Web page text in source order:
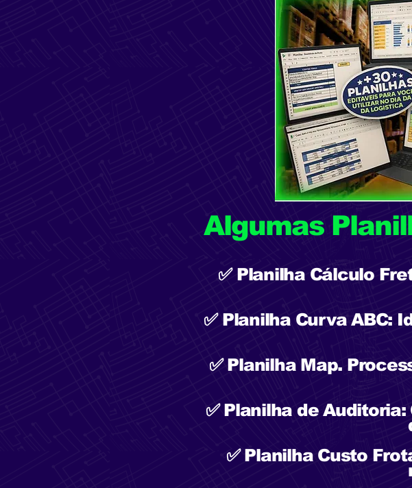
Algumas
✅ Planilha Cálculo
✅ Planilha Curva ABC:
✅ Planilha Map.
✅ Planilha de
✅ Planilha Custo